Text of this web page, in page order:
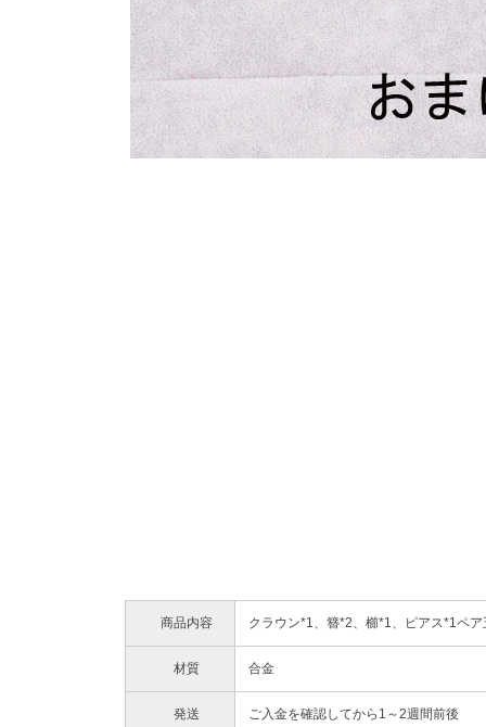
商品内容 クラウン*1、簪*2、櫛*1、ピアス*1ペア
材質 合金
発送 ご入金を確認してから1～2週間前後